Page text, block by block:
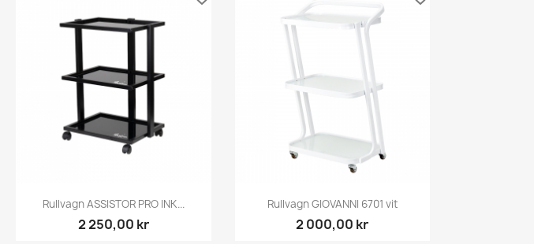
Snabbvy
Rullvagn ASSISTOR PRO INK...
2 250,00 kr
Snabbvy
Rullvagn GIOVANNI 6701 vit
2 000,00 kr